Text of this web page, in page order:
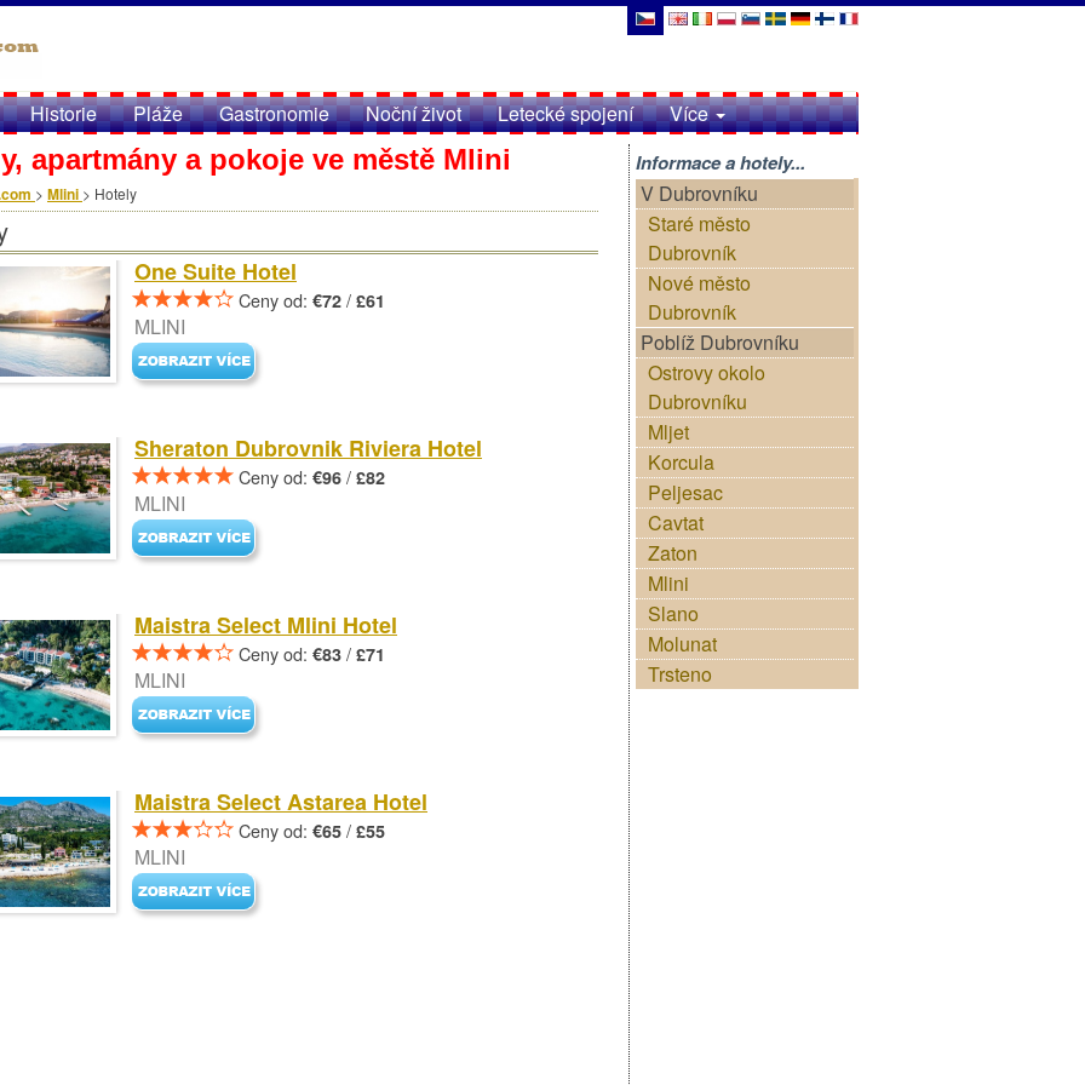
Historie Pláže Gastronomie Noční život Letecké spojení Více
apartmány a pokoje ve městě Mlini
> Mlini > Hotely
One Suite Hotel
Ceny od: €72 / £61
MLINI
Sheraton Dubrovnik Riviera Hotel
Ceny od: €96 / £82
MLINI
Maistra Select Mlini Hotel
Ceny od: €83 / £71
MLINI
Maistra Select Astarea Hotel
Ceny od: €65 / £55
MLINI
Informace a hotely...
V Dubrovníku
Staré město
Dubrovník
Nové město
Dubrovník
Poblíž Dubrovníku
Ostrovy okolo
Dubrovníku
Mljet
Korcula
Peljesac
Cavtat
Zaton
Mlini
Slano
Molunat
Trsteno